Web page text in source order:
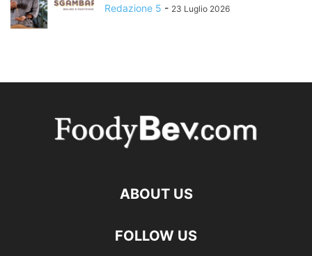
Redazione 5 - 23 Luglio 2026
ABOUT US
FOLLOW US